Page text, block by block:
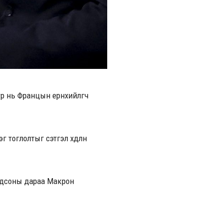
нь Францын ерөнхийлөгч
сэтгэл хөдлөн
дараа Макрон